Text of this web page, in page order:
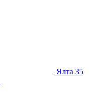
Ялта 35